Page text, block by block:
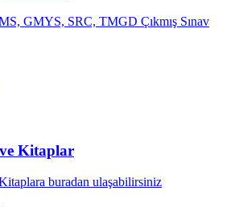
GMYS, SRC, TMGD Çıkmış Sınav
Kitaplar
buradan ulaşabilirsiniz